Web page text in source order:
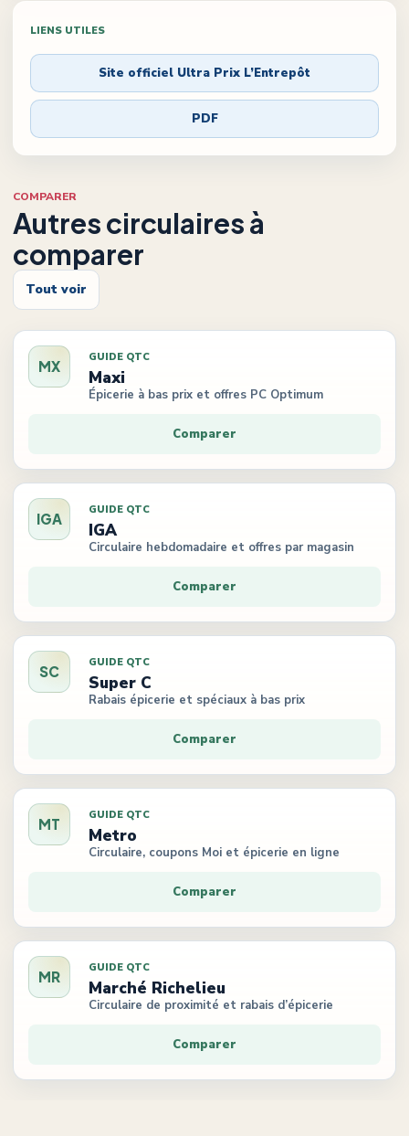
LIENS UTILES
Site officiel Ultra Prix L’Entrepôt
PDF
COMPARER
Autres circulaires à
comparer
Tout voir
MX GUIDE QTC
Maxi
Épicerie à bas prix et offres PC Optimum
Comparer
IGA GUIDE QTC
IGA
Circulaire hebdomadaire et offres par magasin
Comparer
SC GUIDE QTC
Super C
Rabais épicerie et spéciaux à bas prix
Comparer
MT GUIDE QTC
Metro
Circulaire, coupons Moi et épicerie en ligne
Comparer
MR GUIDE QTC
Marché Richelieu
Circulaire de proximité et rabais d’épicerie
Comparer